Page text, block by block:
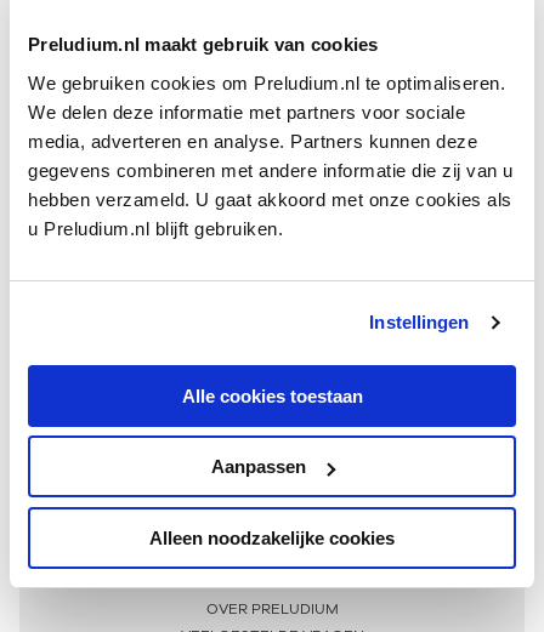
Preludium.nl maakt gebruik van cookies
We gebruiken cookies om Preludium.nl te optimaliseren.
We delen deze informatie met partners voor sociale
media, adverteren en analyse. Partners kunnen deze
gegevens combineren met andere informatie die zij van u
hebben verzameld. U gaat akkoord met onze cookies als
u Preludium.nl blijft gebruiken.
Instellingen
Alle cookies toestaan
Aanpassen
Alleen noodzakelijke cookies
Meer informatie
OVER PRELUDIUM